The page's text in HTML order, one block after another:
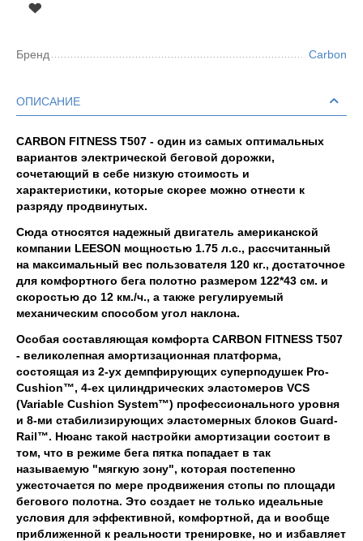
Бренд Carbon
ОПИСАНИЕ
CARBON FITNESS T507 - один из самых оптимальных
вариантов электрической беговой дорожки,
сочетающий в себе низкую стоимость и
характеристики, которые скорее можно отнести к
разряду продвинутых.
Сюда относятся надежный двигатель американской
компании LEESON мощностью 1.75 л.с., рассчитанный
на максимальный вес пользователя 120 кг., достаточное
для комфортного бега полотно размером 122*43 см. и
скоростью до 12 км./ч., а также регулируемый
механическим способом угол наклона.
Особая составляющая комфорта CARBON FITNESS T507
- великолепная амортизационная платформа,
состоящая из 2-ух демпфирующих суперподушек Pro-
Cushion™, 4-ех цилиндрических эластомеров VCS
(Variable Cushion System™) профессионального уровня
и 8-ми стабилизирующих эластомерных блоков Guard-
Rail™. Нюанс такой настройки амортизации состоит в
том, что в режиме бега пятка попадает в так
называемую "мягкую зону", которая постепенно
ужесточается по мере продвижения стопы по площади
бегового полотна. Это создает не только идеальные
условия для эффективной, комфортной, да и вообще
приближенной к реальности тренировке, но и избавляет